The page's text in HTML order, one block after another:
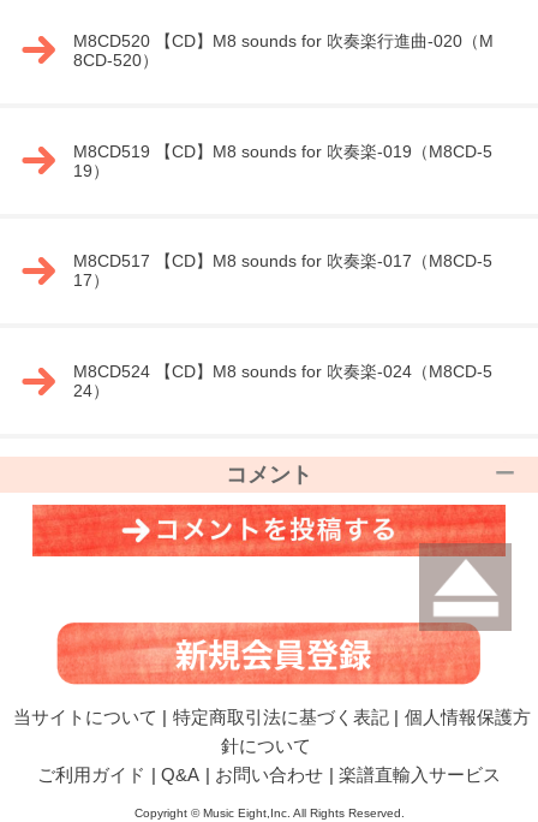
M8CD520 【CD】M8 sounds for 吹奏楽行進曲-020（M
8CD-520）
M8CD519 【CD】M8 sounds for 吹奏楽-019（M8CD-5
19）
M8CD517 【CD】M8 sounds for 吹奏楽-017（M8CD-5
17）
M8CD524 【CD】M8 sounds for 吹奏楽-024（M8CD-5
24）
コメント
当サイトについて | 特定商取引法に基づく表記 | 個人情報保護方
針について
ご利用ガイド | Q&A | お問い合わせ | 楽譜直輸入サービス
Copyright © Music Eight,Inc. All Rights Reserved.